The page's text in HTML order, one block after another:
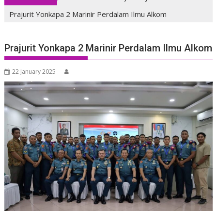
Prajurit Yonkapa 2 Marinir Perdalam Ilmu Alkom
Prajurit Yonkapa 2 Marinir Perdalam Ilmu Alkom
22 January 2025